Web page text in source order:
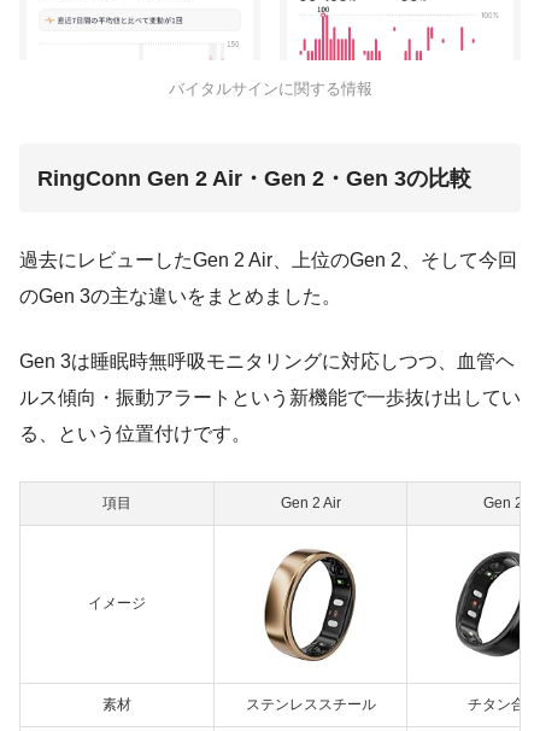
バイタルサインに関する情報
RingConn Gen 2 Air・Gen 2・Gen 3の比較
過去にレビューしたGen 2 Air、上位のGen 2、そして今回
のGen 3の主な違いをまとめました。
Gen 3は睡眠時無呼吸モニタリングに対応しつつ、血管ヘ
ルス傾向・振動アラートという新機能で一歩抜け出してい
る、という位置付けです。
項目 Gen 2 Air Gen 2
イメージ
素材 ステンレススチール チタン合金